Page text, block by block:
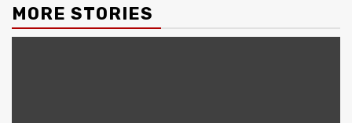
MORE STORIES